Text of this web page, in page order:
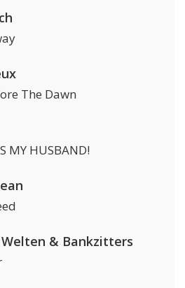
The Dawn
MY HUSBAND!
& Bankzitters